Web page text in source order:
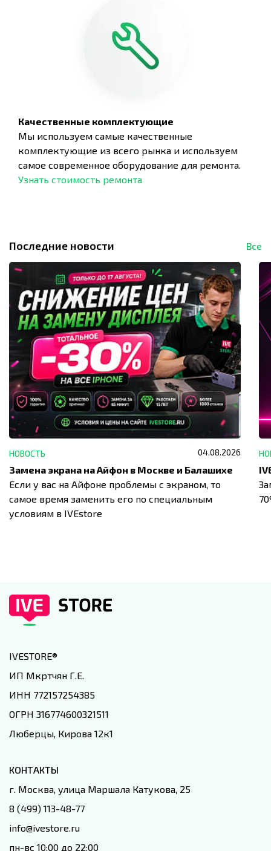
Качественные комплектующие
Мы используем самые качественные
комплектующие из всего рынка и используем
самое современное оборудование для ремонта.
Узнать стоимость ремонта
Последние новости Все
НОВОСТЬ 04.08.2026
Замена экрана на Айфон в Москве и Балашихе
Если у вас на Айфоне проблемы с экраном, то
самое время заменить его по специальным
условиям в IVEstore
IVESTORE®
ИП Мкртчян Г.Е.
ИНН 772157254385
ОГРН 316774600321511
Люберцы, Кирова 12к1
КОНТАКТЫ
г. Москва, улица Маршала Катукова, 25
8 (499) 113-48-77
info@ivestore.ru
пн-вс 10:00 до 22:00